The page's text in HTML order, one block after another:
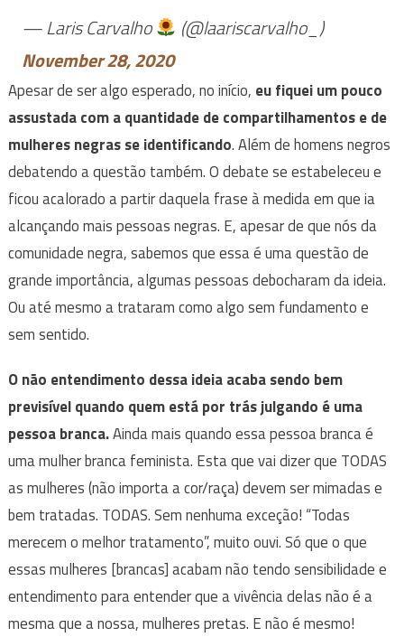
— Laris Carvalho
(@laariscarvalho_)
November 28, 2020
Apesar de ser algo esperado, no início, eu fiquei um pouco
assustada com a quantidade de compartilhamentos e de
mulheres negras se identificando. Além de homens negros
debatendo a questão também. O debate se estabeleceu e
ficou acalorado a partir daquela frase à medida em que ia
alcançando mais pessoas negras. E, apesar de que nós da
comunidade negra, sabemos que essa é uma questão de
grande importância, algumas pessoas debocharam da ideia.
Ou até mesmo a trataram como algo sem fundamento e
sem sentido.
O não entendimento dessa ideia acaba sendo bem
previsível quando quem está por trás julgando é uma
pessoa branca.Ainda mais quando essa pessoa branca é
uma mulher branca feminista. Esta que vai dizer que TODAS
as mulheres (não importa a cor/raça) devem ser mimadas e
bem tratadas. TODAS. Sem nenhuma exceção! “Todas
merecem o melhor tratamento”, muito ouvi. Só que o que
essas mulheres [brancas] acabam não tendo sensibilidade e
entendimento para entender que a vivência delas não é a
mesma que a nossa, mulheres pretas. E não é mesmo!